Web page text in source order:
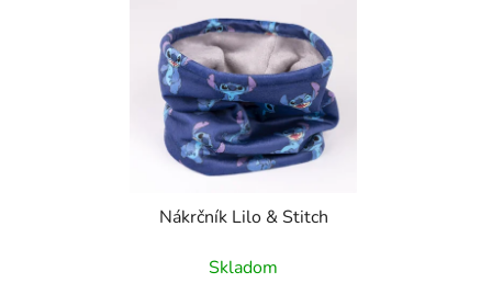
Nákrčník Lilo & Stitch
Skladom